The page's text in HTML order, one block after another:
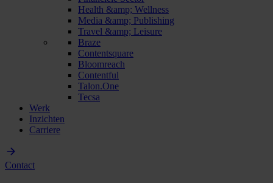
Health &amp; Wellness
Media &amp; Publishing
Travel &amp; Leisure
Braze
Contentsquare
Bloomreach
Contentful
Talon.One
Tecsa
Werk
Inzichten
Carriere
Contact